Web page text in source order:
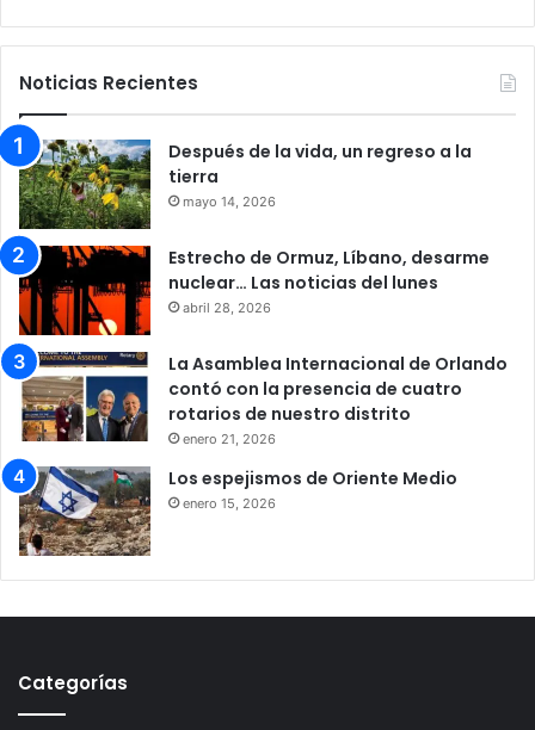
Noticias Recientes
Después de la vida, un regreso a la
tierra
mayo 14, 2026
Estrecho de Ormuz, Líbano, desarme
nuclear… Las noticias del lunes
abril 28, 2026
La Asamblea Internacional de Orlando
contó con la presencia de cuatro
rotarios de nuestro distrito
enero 21, 2026
Los espejismos de Oriente Medio
enero 15, 2026
Categorías